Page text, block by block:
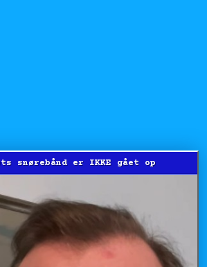
snørebånd er IKKE gået op